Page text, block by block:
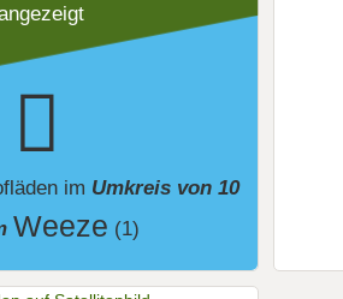
im Umkreis von 10
Weeze (1)